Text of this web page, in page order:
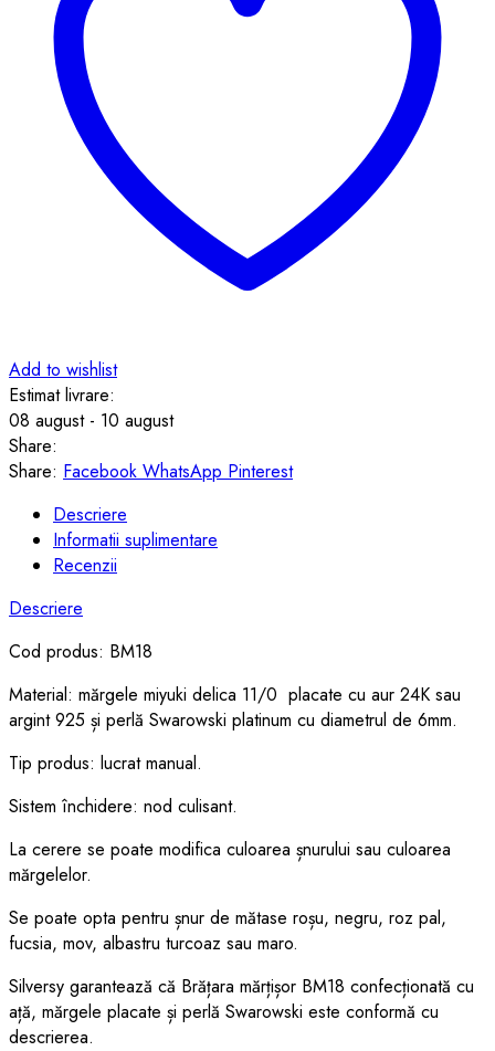
Add to wishlist
Estimat livrare:
08 august - 10 august
Share:
Share: Facebook WhatsApp Pinterest
Descriere
Informatii suplimentare
Recenzii
Descriere
Cod produs: BM18
Material: mărgele miyuki delica 11/0 placate cu aur 24K sau
argint 925 și perlă Swarowski platinum cu diametrul de 6mm.
Tip produs: lucrat manual.
Sistem închidere: nod culisant.
La cerere se poate modifica culoarea șnurului sau culoarea
mărgelelor.
Se poate opta pentru șnur de mătase roșu, negru, roz pal,
fucsia, mov, albastru turcoaz sau maro.
Silversy garantează că Brățara mărțișor BM18 confecționată cu
ață, mărgele placate și perlă Swarowski este conformă cu
descrierea.